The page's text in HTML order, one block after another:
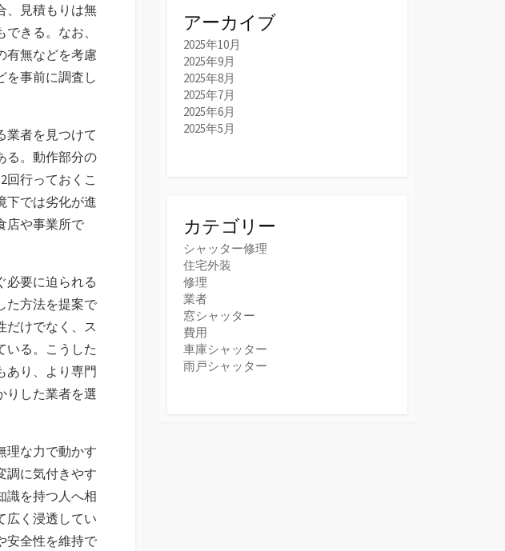
、見積もりは無
きる。なお、
有無などを考慮
を事前に調査し
業者を見つけて
る。動作部分の
回行っておくこ
下では劣化が進
店や事業所で
必要に迫られる
た方法を提案で
だけでなく、ス
いる。こうした
あり、より専門
りした業者を選
理な力で動かす
調に気付きやす
識を持つ人へ相
広く浸透してい
安全性を維持で
アーカイブ
2025年10月
2025年9月
2025年8月
2025年7月
2025年6月
2025年5月
カテゴリー
シャッター修理
住宅外装
修理
業者
窓シャッター
費用
車庫シャッター
雨戸シャッター